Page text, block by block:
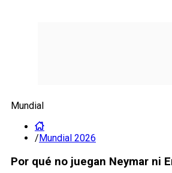
Mundial
/Mundial 2026
Por qué no juegan Neymar ni